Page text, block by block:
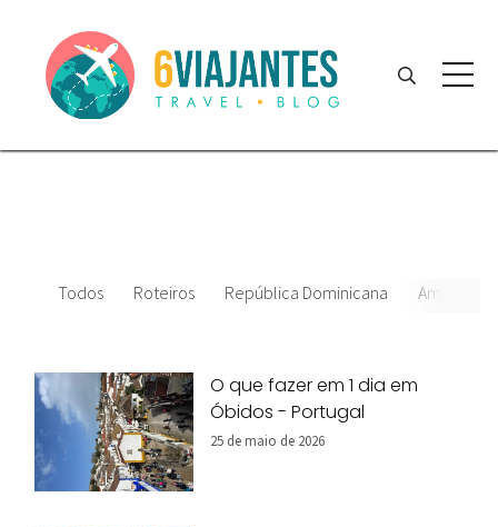
Todos Roteiros República Dominicana América
O que fazer em 1 dia em
Óbidos - Portugal
25 de maio de 2026